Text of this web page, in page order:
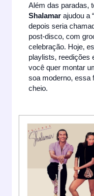
Além das paradas,
Shalamar ajudou a
depois seria
post-disco, com
celebração. Hoje,
playlists, reedições
você quer montar
soa moderno, essa
cheio.